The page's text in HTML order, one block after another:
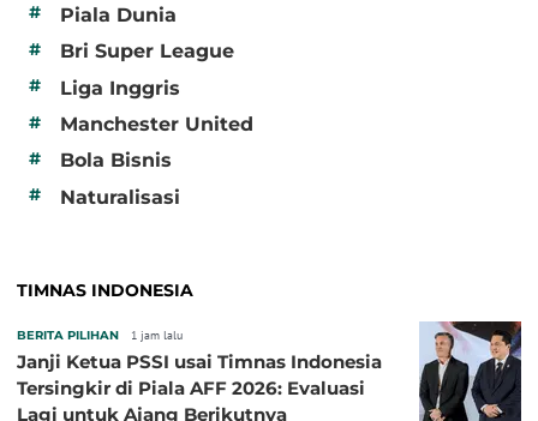
# Piala Dunia
# Bri Super League
# Liga Inggris
# Manchester United
# Bola Bisnis
# Naturalisasi
TIMNAS INDONESIA
BERITA PILIHAN 1 jam lalu
Janji Ketua PSSI usai Timnas Indonesia
Tersingkir di Piala AFF 2026: Evaluasi
Lagi untuk Ajang Berikutnya